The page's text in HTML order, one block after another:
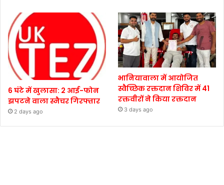
6 घंटे में खुलासा: 2 आई-फोन
झपटने वाला स्नैचर गिरफ्तार
2 days ago
भानियावाला में आयोजित
स्वैच्छिक रक्तदान शिविर में 41
रक्तवीरों ने किया रक्तदान
3 days ago